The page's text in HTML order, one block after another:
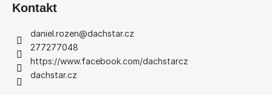
Kontakt
daniel.rozen@dachstar.cz
277277048
https://www.facebook.com/dachstarcz
dachstar.cz